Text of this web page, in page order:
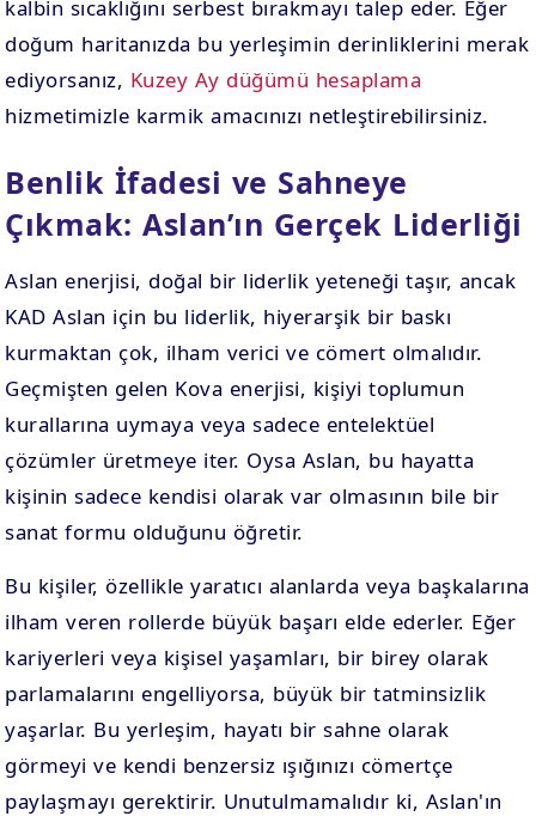
kalbin sıcaklığını serbest bırakmayı talep eder. Eğer
doğum haritanızda bu yerleşimin derinliklerini merak
ediyorsanız, Kuzey Ay düğümü hesaplama
hizmetimizle karmik amacınızı netleştirebilirsiniz.
Benlik İfadesi ve Sahneye
Çıkmak: Aslan’ın Gerçek Liderliği
Aslan enerjisi, doğal bir liderlik yeteneği taşır, ancak
KAD Aslan için bu liderlik, hiyerarşik bir baskı
kurmaktan çok, ilham verici ve cömert olmalıdır.
Geçmişten gelen Kova enerjisi, kişiyi toplumun
kurallarına uymaya veya sadece entelektüel
çözümler üretmeye iter. Oysa Aslan, bu hayatta
kişinin sadece kendisi olarak var olmasının bile bir
sanat formu olduğunu öğretir.
Bu kişiler, özellikle yaratıcı alanlarda veya başkalarına
ilham veren rollerde büyük başarı elde ederler. Eğer
kariyerleri veya kişisel yaşamları, bir birey olarak
parlamalarını engelliyorsa, büyük bir tatminsizlik
yaşarlar. Bu yerleşim, hayatı bir sahne olarak
görmeyi ve kendi benzersiz ışığınızı cömertçe
paylaşmayı gerektirir. Unutulmamalıdır ki, Aslan'ın